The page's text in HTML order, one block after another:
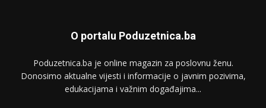
O portalu Poduzetnica.ba
Poduzetnica.ba je online magazin za poslovnu ženu.
Donosimo aktualne vijesti i informacije o javnim pozivima,
edukacijama i važnim događajima...